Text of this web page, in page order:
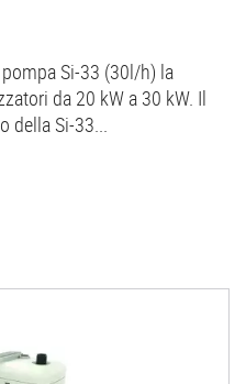
Si-33 (30l/h) la
da 20 kW a 30 kW. Il
Si-33...